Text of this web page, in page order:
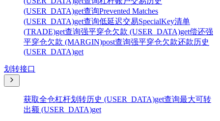
(USER_DATA)get查询Prevented Matches
(USER_DATA)get查询低延迟交易SpecialKey清单
(TRADE)get查询强平穿仓欠款 (USER_DATA)get偿还强
平穿仓欠款 (MARGIN)post查询强平穿仓欠款还款历史
(USER_DATA)get
划转接口
获取全仓杠杆划转历史 (USER_DATA)get查询最大可转
出额 (USER_DATA)get